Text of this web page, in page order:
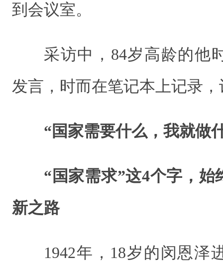
到会议室。
采访中，84岁高龄的他
发言，时而在笔记本上记录
“国家需要什么，我就做
“国家需求”这4个字，始
新之路
1942年，18岁的闵恩泽